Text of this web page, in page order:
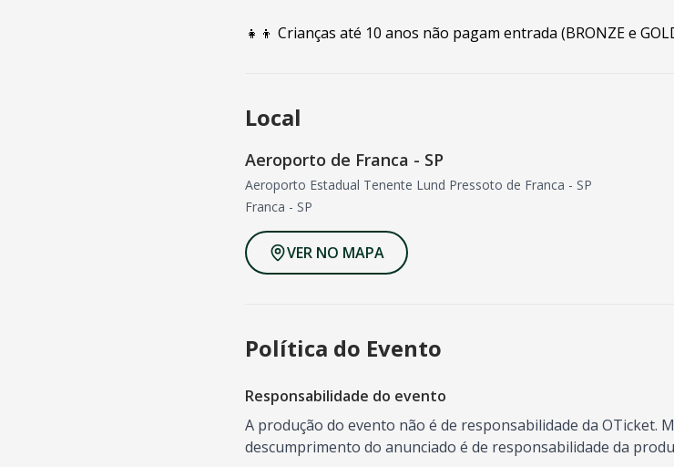
👧👦 Crianças até 10 anos não pagam entrada (BRONZE e
Local
Aeroporto de Franca - SP
Aeroporto Estadual Tenente Lund Pressoto de Franca - SP
Franca - SP
VER NO MAPA
Política do Evento
Responsabilidade do evento
A produção do evento não é de responsabilidade da OTicket.
descumprimento do anunciado é de responsabilidade da